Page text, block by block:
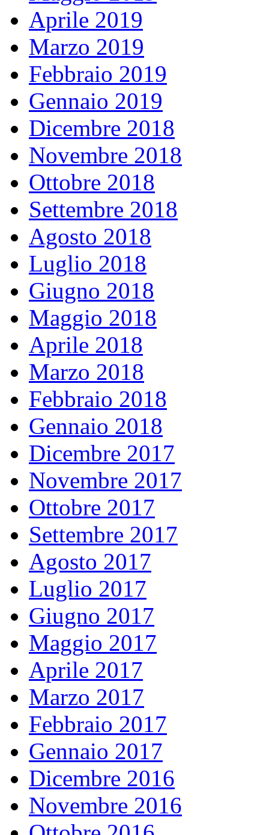
Aprile 2019
Marzo 2019
Febbraio 2019
Gennaio 2019
Dicembre 2018
Novembre 2018
Ottobre 2018
Settembre 2018
Agosto 2018
Luglio 2018
Giugno 2018
Maggio 2018
Aprile 2018
Marzo 2018
Febbraio 2018
Gennaio 2018
Dicembre 2017
Novembre 2017
Ottobre 2017
Settembre 2017
Agosto 2017
Luglio 2017
Giugno 2017
Maggio 2017
Aprile 2017
Marzo 2017
Febbraio 2017
Gennaio 2017
Dicembre 2016
Novembre 2016